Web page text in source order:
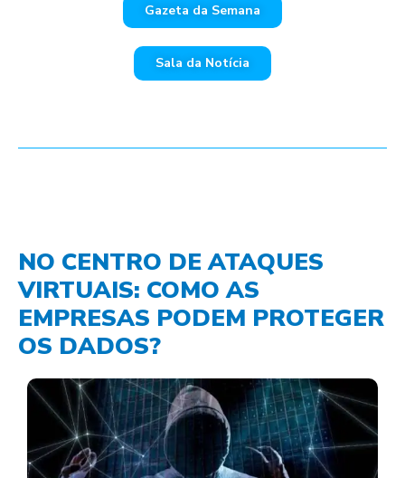
Gazeta da Semana
Sala da Notícia
NO CENTRO DE ATAQUES
VIRTUAIS: COMO AS
EMPRESAS PODEM PROTEGER
OS DADOS?